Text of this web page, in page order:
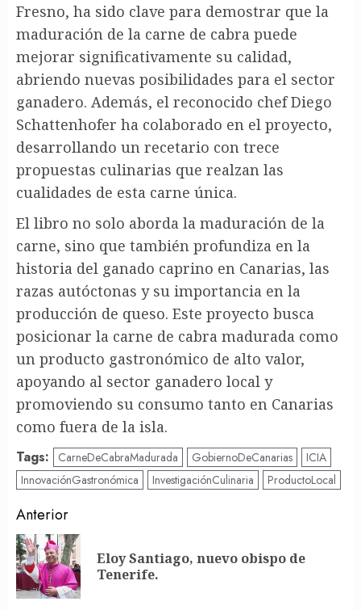
Fresno, ha sido clave para demostrar que la
maduración de la carne de cabra puede
mejorar significativamente su calidad,
abriendo nuevas posibilidades para el sector
ganadero. Además, el reconocido chef Diego
Schattenhofer ha colaborado en el proyecto,
desarrollando un recetario con trece
propuestas culinarias que realzan las
cualidades de esta carne única.
El libro no solo aborda la maduración de la
carne, sino que también profundiza en la
historia del ganado caprino en Canarias, las
razas autóctonas y su importancia en la
producción de queso. Este proyecto busca
posicionar la carne de cabra madurada como
un producto gastronómico de alto valor,
apoyando al sector ganadero local y
promoviendo su consumo tanto en Canarias
como fuera de la isla.
Tags: CarneDeCabraMadurada GobiernoDeCanarias
ICIA
InnovaciónGastronómica
InvestigaciónCulinaria ProductoLocal
Post
navigation
Anterior
Eloy Santiago, nuevo obispo de
Tenerife.